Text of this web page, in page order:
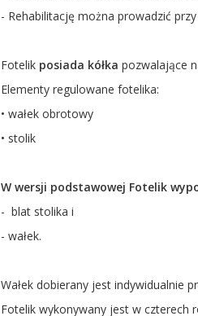
- Rehabilitację można prowadzić
Fotelik posiada kółka pozwalające
Elementy regulowane fotelika:
• wałek obrotowy
• stolik
W wersji podstawowej Fotelik
- blat stolika i
- wałek.
Wałek dobierany jest indywidualnie
Fotelik wykonywany jest w czterech